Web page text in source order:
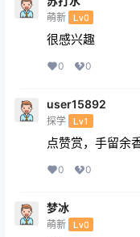
萌新 Lv0
很感兴趣
0 0
user15892
探学 Lv1
点赞赏，手留余
0 0
梦冰
萌新 Lv0